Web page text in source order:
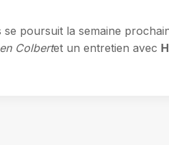
poursuit la semaine
Colbertet un entretien avec